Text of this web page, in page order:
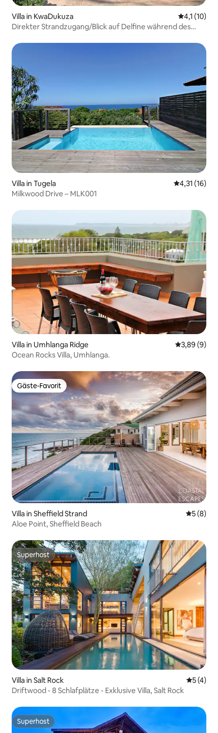
Villa in KwaDukuza
4,1 (10)
Direkter Strandzugang/Blick auf Delfine während des
Villa in Tugela
4,31 (16)
Milkwood Drive – MLK001
Villa in Umhlanga Ridge
3,89 (9)
Ocean Rocks Villa, Umhlanga.
Gäste-Favorit
Gäste-Favorit
Villa in Sheffield Strand
5 (8)
Aloe Point, Sheffield Beach
Superhost
Superhost
Villa in Salt Rock
5 (4)
Driftwood - 8 Schlafplätze - Exklusive Villa, Salt Rock
Superhost
Superhost